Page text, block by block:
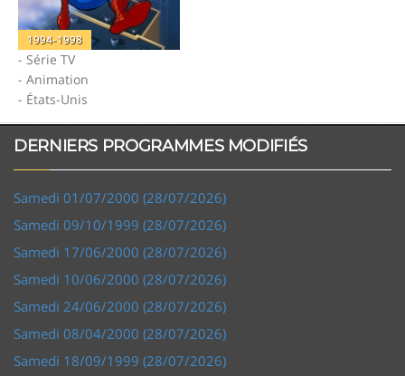
1994-1998
- Série TV
- Animation
- États-Unis
DERNIERS PROGRAMMES MODIFIÉS
Samedi 01/07/2000 (28/07/2026)
Samedi 09/10/1999 (28/07/2026)
Samedi 17/06/2000 (28/07/2026)
Samedi 10/06/2000 (28/07/2026)
Samedi 24/06/2000 (28/07/2026)
Samedi 08/04/2000 (28/07/2026)
Samedi 18/09/1999 (28/07/2026)